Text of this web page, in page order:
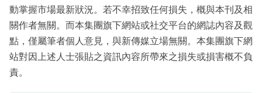
動掌握市場最新狀況。若不幸招致任何損失，概與本刊及相
關作者無關。而本集團旗下網站或社交平台的網誌內容及觀
點，僅屬筆者個人意見，與新傳媒立場無關。本集團旗下網
站對因上述人士張貼之資訊內容所帶來之損失或損害概不負
責。